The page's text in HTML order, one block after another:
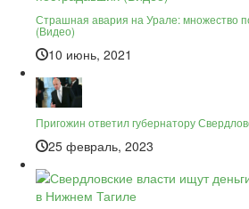
Страшная авария на Урале: множество
(Видео)
10 июнь, 2021
Пригожин ответил губернатору
25 февраль, 2023